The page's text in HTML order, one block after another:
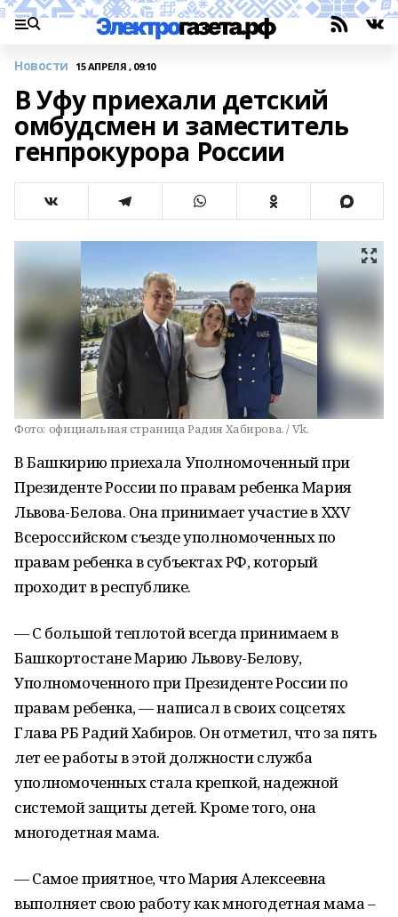
Новости 15 АПРЕЛЯ , 09:10
В Уфу приехали детский
омбудсмен и заместитель
генпрокурора России
Фото: официальная страница Радия Хабирова. / Vk.
В Башкирию приехала Уполномоченный при
Президенте России по правам ребенка Мария
Львова-Белова. Она принимает участие в XXV
Всероссийском съезде уполномоченных по
правам ребенка в субъектах РФ, который
проходит в республике.
— С большой теплотой всегда принимаем в
Башкортостане Марию Львову-Белову,
Уполномоченного при Президенте России по
правам ребенка, — написал в своих соцсетях
Глава РБ Радий Хабиров. Он отметил, что за пять
лет ее работы в этой должности служба
уполномоченных стала крепкой, надежной
системой защиты детей. Кроме того, она
многодетная мама.
— Самое приятное, что Мария Алексеевна
выполняет свою работу как многодетная мама –